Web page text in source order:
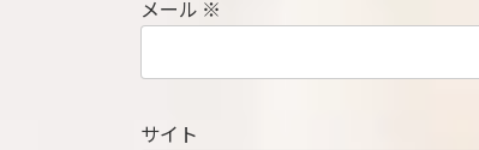
メール ※
サイト